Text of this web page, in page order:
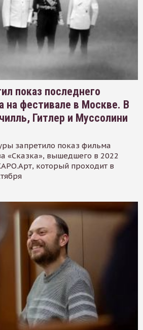
показ последнего
на фестивале в Москве. В
Гитлер и Муссолини
запретило показ фильма
«Сказка», вышедшего в 2022
который проходит в